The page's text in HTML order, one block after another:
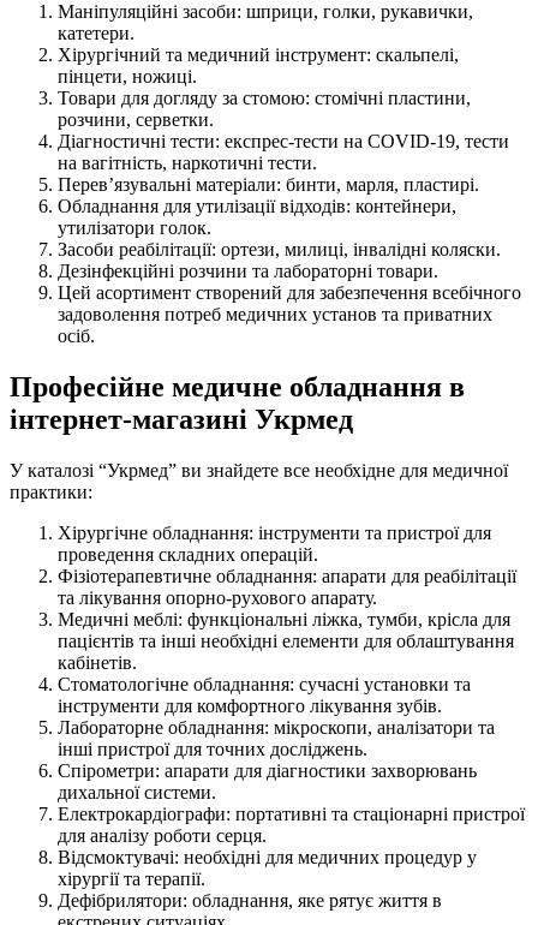
Маніпуляційні засоби: шприци, голки, рукавички,
катетери.
Хірургічний та медичний інструмент: скальпелі,
пінцети, ножиці.
Товари для догляду за стомою: стомічні пластини,
розчини, серветки.
Діагностичні тести: експрес-тести на COVID-19, тести
на вагітність, наркотичні тести.
Перев’язувальні матеріали: бинти, марля, пластирі.
Обладнання для утилізації відходів: контейнери,
утилізатори голок.
Засоби реабілітації: ортези, милиці, інвалідні коляски.
Дезінфекційні розчини та лабораторні товари.
Цей асортимент створений для забезпечення всебічного
задоволення потреб медичних установ та приватних
осіб.
Професійне медичне обладнання в
інтернет-магазині Укрмед
У каталозі “Укрмед” ви знайдете все необхідне для медичної
практики:
Хірургічне обладнання: інструменти та пристрої для
проведення складних операцій.
Фізіотерапевтичне обладнання: апарати для реабілітації
та лікування опорно-рухового апарату.
Медичні меблі: функціональні ліжка, тумби, крісла для
пацієнтів та інші необхідні елементи для облаштування
кабінетів.
Стоматологічне обладнання: сучасні установки та
інструменти для комфортного лікування зубів.
Лабораторне обладнання: мікроскопи, аналізатори та
інші пристрої для точних досліджень.
Спірометри: апарати для діагностики захворювань
дихальної системи.
Електрокардіографи: портативні та стаціонарні пристрої
для аналізу роботи серця.
Відсмоктувачі: необхідні для медичних процедур у
хірургії та терапії.
Дефібрилятори: обладнання, яке рятує життя в